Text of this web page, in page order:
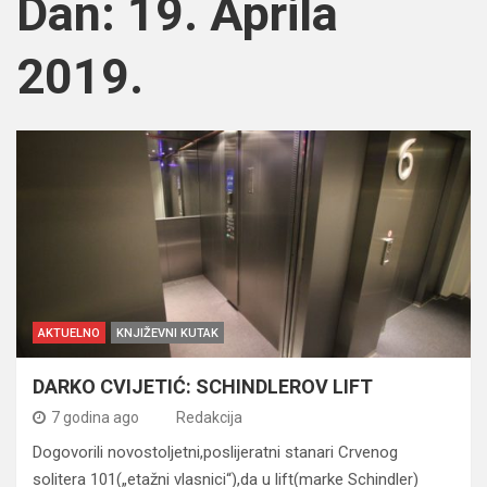
Dan: 19. Aprila
2019.
AKTUELNO KNJIŽEVNI KUTAK
DARKO CVIJETIĆ: SCHINDLEROV LIFT
7 godina ago Redakcija
Dogovorili novostoljetni,poslijeratni stanari Crvenog
solitera 101(„etažni vlasnici“),da u lift(marke Schindler)